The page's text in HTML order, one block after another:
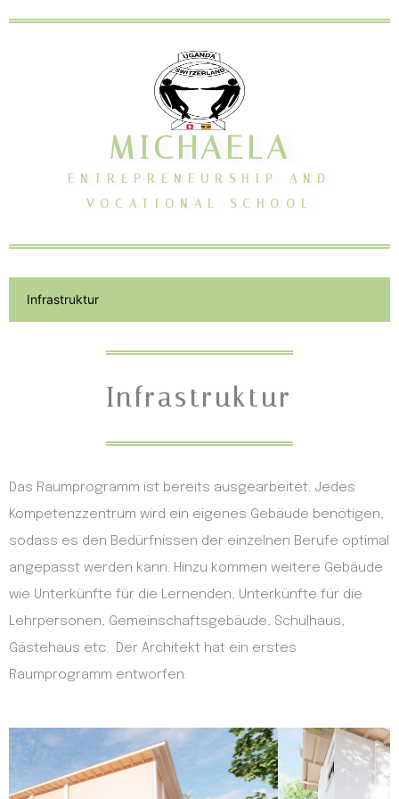
MICHAELA
ENTREPRENEURSHIP AND
VOCATIONAL SCHOOL
Infrastruktur
Infrastruktur
Das Raumprogramm ist bereits ausgearbeitet. Jedes
Kompetenzzentrum wird ein eigenes Gebäude benötigen,
sodass es den Bedürfnissen der einzelnen Berufe optimal
angepasst werden kann. Hinzu kommen weitere Gebäude
wie Unterkünfte für die Lernenden, Unterkünfte für die
Lehrpersonen, Gemeinschaftsgebäude, Schulhaus,
Gästehaus etc. Der Architekt hat ein erstes
Raumprogramm entworfen.